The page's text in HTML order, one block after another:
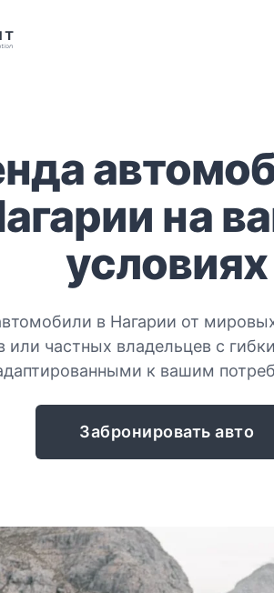
на
условиях
в Нагарии от
или частных владельцев с
к вашим
Забронировать авто